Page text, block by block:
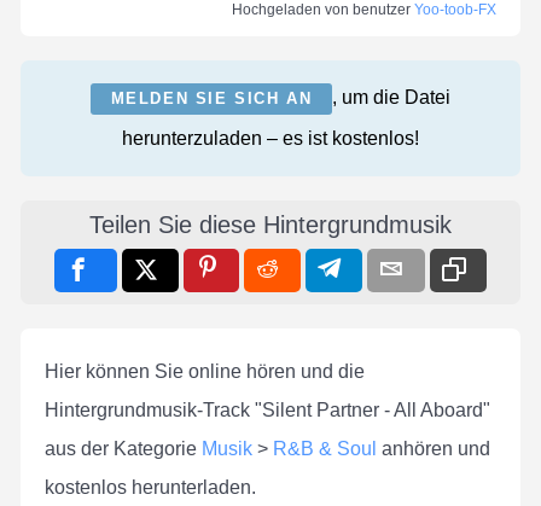
Hochgeladen von benutzer Yoo-toob-FX
MELDEN SIE SICH AN
, um die Datei
herunterzuladen – es ist kostenlos!
Teilen Sie diese Hintergrundmusik
Hier können Sie online hören und die
Hintergrundmusik-Track "Silent Partner - All Aboard"
aus der Kategorie Musik > R&B & Soul anhören und
kostenlos herunterladen.